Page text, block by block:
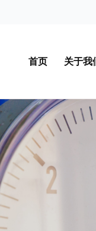
首页 关于我